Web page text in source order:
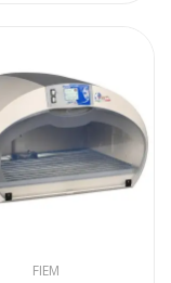
FIEM